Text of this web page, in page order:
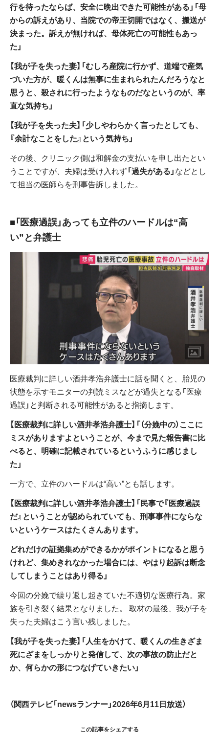
行を待ったならば、安全に晩出できた可能性がある」「母
からの訴えがあり、当院での帝王切開ではなく、搬送が
決まった。訴えが無ければ、母体死亡の可能性もあっ
た」
【我が子を失った妻】「むしろ産院に行かず、道端で産気
づいた方が、暖くんは無事に生まれられたんだろうなと
思うと、殺されに行ったようなものだなというのが、率
直な気持ち」
【我が子を失った夫】「少しやわらかく言ったとしても、
『余計なことをした』という気持ち」
その後、クリニック側は和解金の支払いを申し出たとい
うことですが、夫婦は受け入れず「過失がある」などとし
て担当の医師らを刑事告訴しました。
■「医療過誤」あっても立件のハードルは“高
い”と弁護士
医療裁判に詳しい酒井孝浩弁護士に話を聞くと、胎児の
状態を示すモニターの判読ミスなどが過失となる「医療
過誤」と判断される可能性があると指摘します。
【医療裁判に詳しい酒井孝浩弁護士】「（分娩中の）ここに
ミスがありますよということが、今まで見た報告書に比
べると、明確に記載されているというふうに感じまし
た」
一方で、立件のハードルは“高い”とも話します。
【医療裁判に詳しい酒井孝浩弁護士】「民事で『医療過誤
だ』ということが認められていても、刑事事件にならな
いというケースはたくさんあります。
どれだけの証拠集めができるかがポイントになると思う
けれど、集めきれなかった場合には、やはり起訴は断念
してしまうことはあり得る」
今回の分娩で繰り返し起きていた不適切な医療行為。家
族を引き裂く結果となりました。 取材の最後、我が子を
失った夫婦はこう言い残しました。
【我が子を失った妻】「人生をかけて、暖くんの生きざま
死にざまをしっかりと発信して、次の事故の防止だと
か、何らかの形につなげていきたい」
（関西テレビ「newsランナー」2026年6月11日放送）
この記事をシェアする